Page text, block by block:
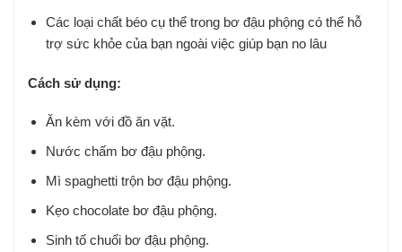
Các loại chất béo cụ thể trong bơ đậu phộng có thể hỗ
trợ sức khỏe của bạn ngoài việc giúp bạn no lâu
Cách sử dụng:
Ăn kèm với đồ ăn vặt.
Nước chấm bơ đậu phộng.
Mì spaghetti trộn bơ đậu phộng.
Kẹo chocolate bơ đậu phộng.
Sinh tố chuối bơ đậu phộng.